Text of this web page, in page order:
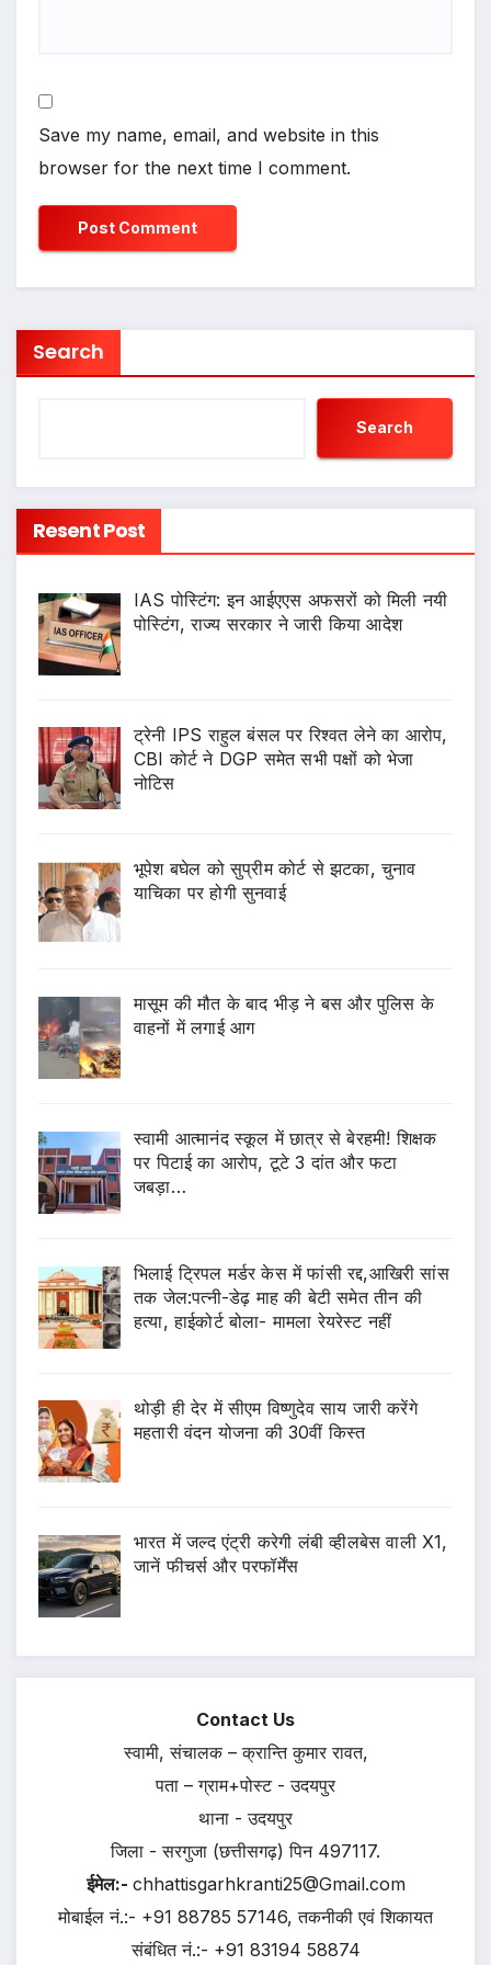
Save my name, email, and website in this
browser for the next time I comment.
Search
Search
Resent Post
IAS पोस्टिंग: इन आईएएस अफसरों को मिली नयी
पोस्टिंग, राज्य सरकार ने जारी किया आदेश
ट्रेनी IPS राहुल बंसल पर रिश्वत लेने का आरोप,
CBI कोर्ट ने DGP समेत सभी पक्षों को भेजा
नोटिस
भूपेश बघेल को सुप्रीम कोर्ट से झटका, चुनाव
याचिका पर होगी सुनवाई
मासूम की मौत के बाद भीड़ ने बस और पुलिस के
वाहनों में लगाई आग
स्वामी आत्मानंद स्कूल में छात्र से बेरहमी! शिक्षक
पर पिटाई का आरोप, टूटे 3 दांत और फटा
जबड़ा…
भिलाई ट्रिपल मर्डर केस में फांसी रद्द,आखिरी सांस
तक जेल:पत्नी-डेढ़ माह की बेटी समेत तीन की
हत्या, हाईकोर्ट बोला- मामला रेयरेस्ट नहीं
थोड़ी ही देर में सीएम विष्णुदेव साय जारी करेंगे
महतारी वंदन योजना की 30वीं किस्त
भारत में जल्द एंट्री करेगी लंबी व्हीलबेस वाली X1,
जानें फीचर्स और परफॉर्मेंस
Contact Us
स्वामी, संचालक – क्रान्ति कुमार रावत,
पता – ग्राम+पोस्ट - उदयपुर
थाना - उदयपुर
जिला - सरगुजा (छत्तीसगढ़) पिन 497117.
ईमेल:- chhattisgarhkranti25@Gmail.com
मोबाईल नं.:- +91 88785 57146, तकनीकी एवं शिकायत
संबंधित नं.:- +91 83194 58874